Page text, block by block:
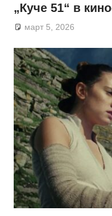
„Куче 51“ в
март 5, 2026